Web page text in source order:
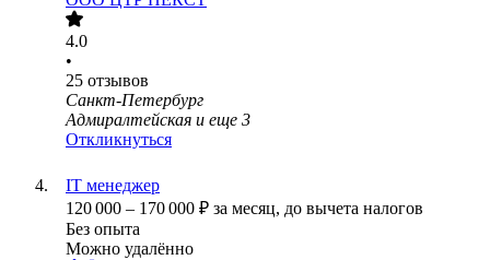
4.0
•
25 отзывов
Санкт-Петербург
Адмиралтейская и еще 3
Откликнуться
IT менеджер
120 000 – 170 000 ₽ за месяц, до вычета налогов
Без опыта
Можно удалённо